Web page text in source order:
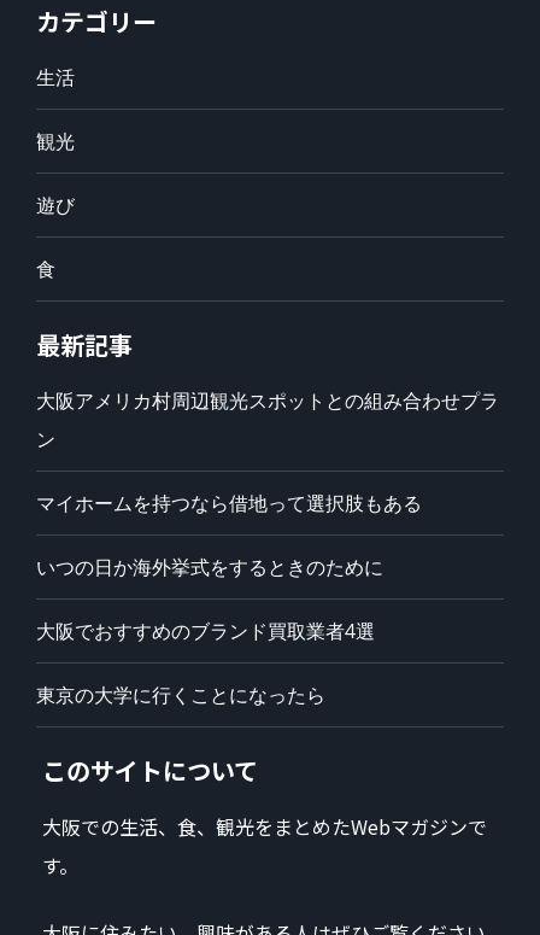
カテゴリー
生活
観光
遊び
食
最新記事
大阪アメリカ村周辺観光スポットとの組み合わせプラ
ン
マイホームを持つなら借地って選択肢もある
いつの日か海外挙式をするときのために
大阪でおすすめのブランド買取業者4選
東京の大学に行くことになったら
このサイトについて
大阪での生活、食、観光をまとめたWebマガジンで
す。